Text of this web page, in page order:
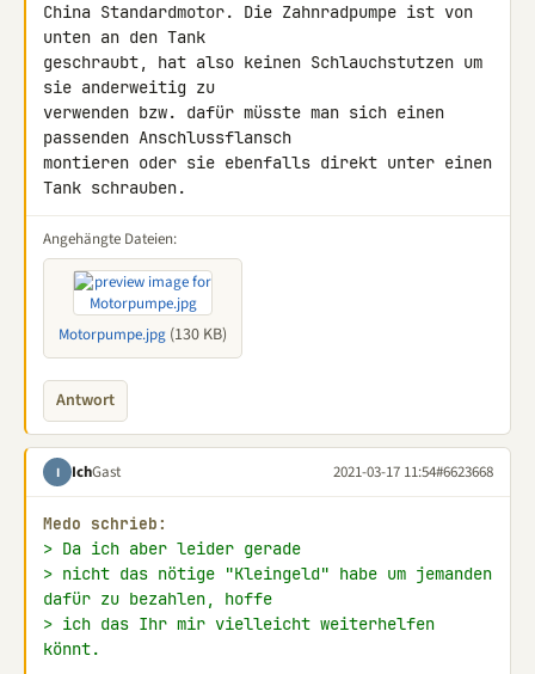
China Standardmotor. Die Zahnradpumpe ist von
unten an den Tank
geschraubt, hat also keinen Schlauchstutzen um
sie anderweitig zu
verwenden bzw. dafür müsste man sich einen
passenden Anschlussflansch
montieren oder sie ebenfalls direkt unter einen
Tank schrauben.
Angehängte Dateien:
Motorpumpe.jpg (130 KB)
Antwort
I IchGast 2021-03-17 11:54#6623668
Medo schrieb:
> Da ich aber leider gerade
> nicht das nötige "Kleingeld" habe um jemanden
dafür zu bezahlen, hoffe
> ich das Ihr mir vielleicht weiterhelfen
könnt.